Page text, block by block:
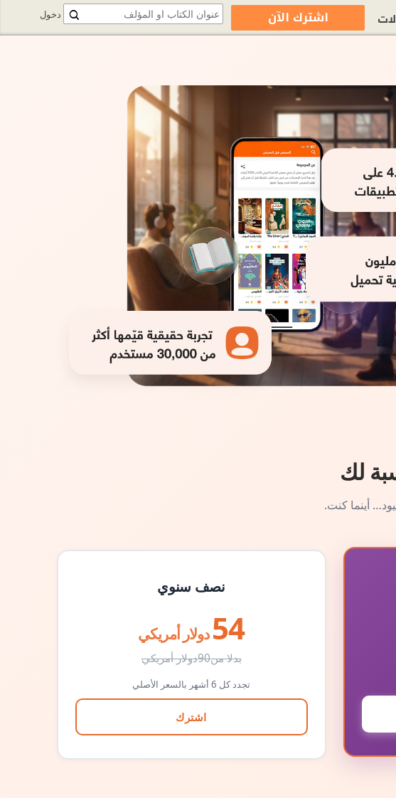
لك
أينما كنت.
نصف سنوي
54 دولار أمريكي
بدلا من90دولار أمريكي
تجدد كل 6 أشهر بالسعر الأصلي
اشترك
دخول اشترك الآن